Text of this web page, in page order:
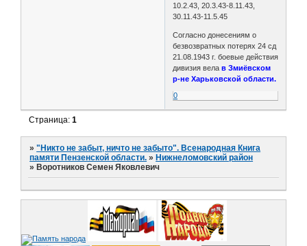
10.2.43, 20.3.43-8.11.43,
30.11.43-11.5.45
Согласно донесениям о
безвозвратных потерях 24 сд
21.08.1943 г. боевые действия
дивизия вела в Змиёвском
р-не Харьковской области.
0
Страница:1
»"Никто не забыт, ничто не забыто". Всенародная Книга
памяти Пензенской области. » Нижнеломовский район
» Воротников Семен Яковлевич